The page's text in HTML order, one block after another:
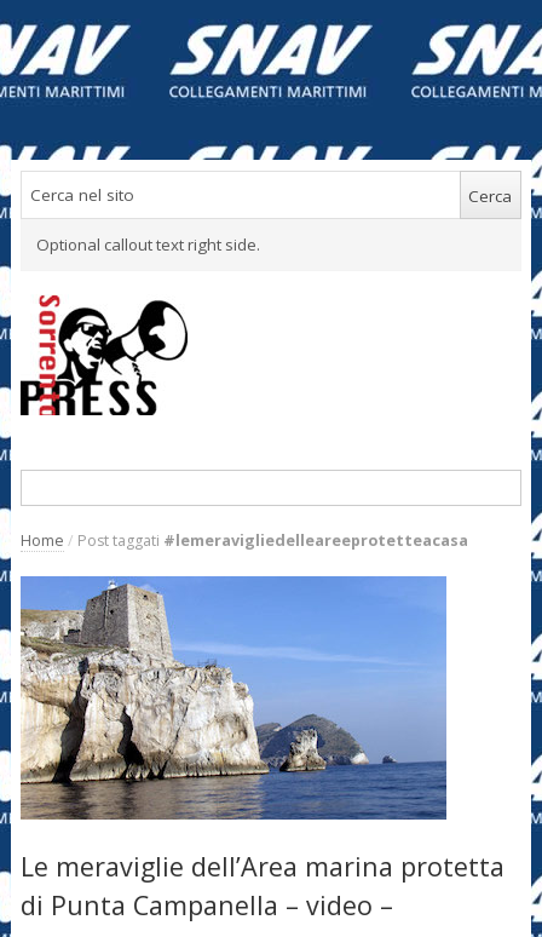
Optional callout text right side.
Home / Post taggati #lemeravigliedelleareeprotetteacasa
Le meraviglie dell’Area marina protetta
di Punta Campanella – video –